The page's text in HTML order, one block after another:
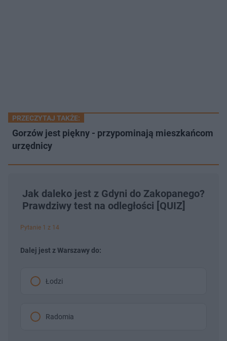
PRZECZYTAJ TAKŻE:
Gorzów jest piękny - przypominają mieszkańcom
urzędnicy
Jak daleko jest z Gdyni do Zakopanego?
Prawdziwy test na odległości [QUIZ]
Pytanie 1 z 14
Dalej jest z Warszawy do:
Łodzi
Radomia